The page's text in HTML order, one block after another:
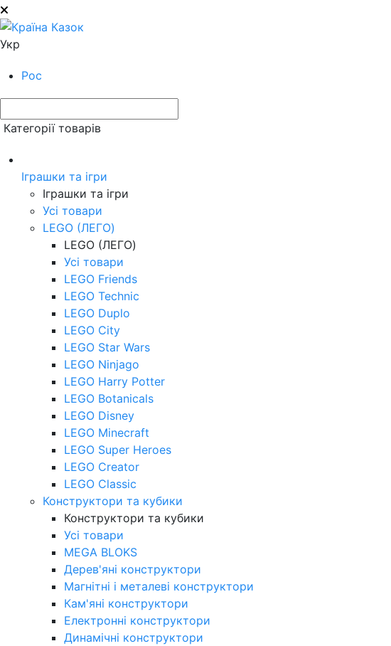
Укр
Рос
Категорії товарів
Іграшки та ігри
Іграшки та ігри
Усі товари
LEGO (ЛЕГО)
LEGO (ЛЕГО)
Усі товари
LEGO Friends
LEGO Technic
LEGO Duplo
LEGO City
LEGO Star Wars
LEGO Ninjago
LEGO Harry Potter
LEGO Botanicals
LEGO Disney
LEGO Minecraft
LEGO Super Heroes
LEGO Creator
LEGO Classic
Конструктори та кубики
Конструктори та кубики
Усі товари
MEGA BLOKS
Дерев'яні конструктори
Магнітні і металеві конструктори
Кам'яні конструктори
Електронні конструктори
Динамічні конструктори